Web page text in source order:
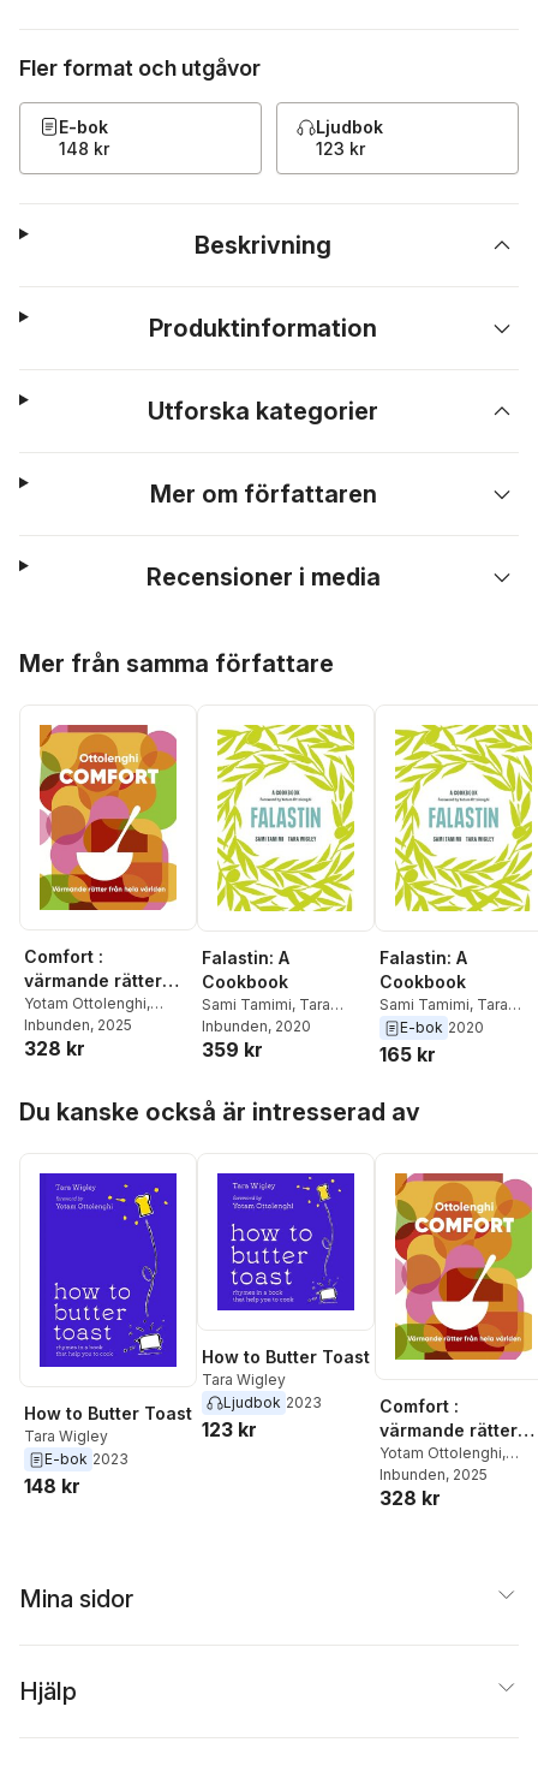
Fler format och utgåvor
E-bok
148 kr
Ljudbok
123 kr
Beskrivning
Produktinformation
Utforska kategorier
Mer om författaren
Recensioner i media
Mer från samma författare
Comfort :
värmande rätter
från hela världen
Yotam Ottolenghi,
Helen Goh ,Verena
Lochmuller
Inbunden, 2025
328 kr
Falastin: A
Cookbook
Sami Tamimi, Tara
Wigley
Inbunden, 2020
359 kr
Falastin: A
Cookbook
Sami Tamimi, Tara
Wigley
E-bok 2020
165 kr
Du kanske också är intresserad av
How to Butter Toast
Tara Wigley
E-bok 2023
148 kr
How to Butter Toast
Tara Wigley
Ljudbok 2023
123 kr
Comfort :
värmande rätter
från hela världen
Yotam Ottolenghi,
Helen Goh ,Verena
Lochmuller
Inbunden, 2025
328 kr
Mina sidor
Hjälp